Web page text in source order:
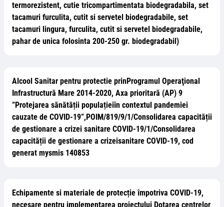
termorezistent, cutie tricompartimentata biodegradabila, set
tacamuri furculita, cutit si servetel biodegradabile, set
tacamuri lingura, furculita, cutit si servetel biodegradabile,
pahar de unica folosinta 200-250 gr. biodegradabil)
Alcool Sanitar pentru protectie prinProgramul Operaţional
Infrastructură Mare 2014-2020, Axa prioritară (AP) 9
”Protejarea sănătății populațieiîn contextul pandemiei
cauzate de COVID-19”,POIM/819/9/1/Consolidarea capacității
de gestionare a crizei sanitare COVID-19/1/Consolidarea
capacității de gestionare a crizeisanitare COVID-19, cod
generat mysmis 140853
Echipamente si materiale de protecție împotriva COVID-19,
necesare pentru implementarea proiectului Dotarea centrelor